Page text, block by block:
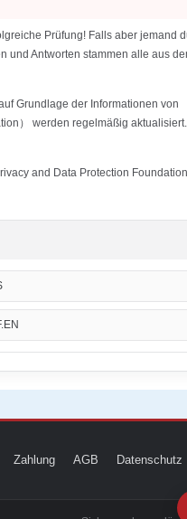
Prüfung! Falls aber jemand
und Antworten stammen alle aus
Grundlage der Informationen von
） werden regelmäßig
and Data Protection Foundation
Zahlung AGB Datenschutz